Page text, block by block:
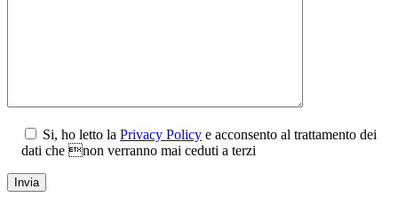
Si, ho letto la Privacy Policy e acconsento al trattamento dei
dati che non verranno mai ceduti a terzi